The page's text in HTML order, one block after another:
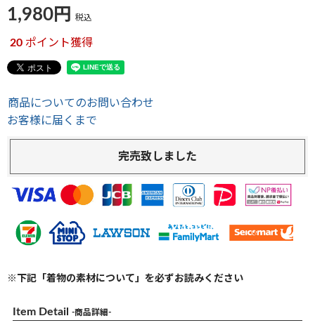
1,980 税込
20 ポイント獲得
商品についてのお問い合わせ
お客様に届くまで
完売致しました
※下記「着物の素材について」を必ずお読みください
Item Detail -商品詳細-